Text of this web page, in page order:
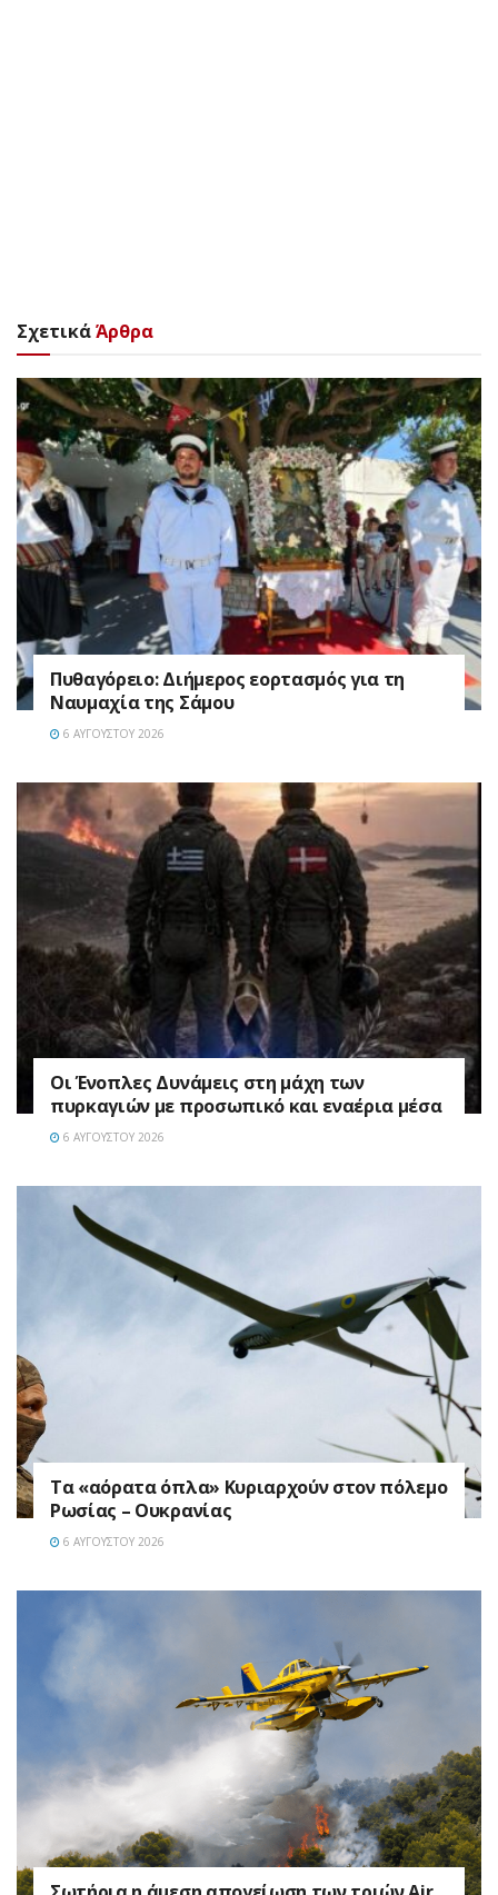
ΣχετικάΆρθρα
Πυθαγόρειο: Διήμερος εορτασμός για τη
Ναυμαχία της Σάμου
6 ΑΥΓΟΎΣΤΟΥ 2026
Οι Ένοπλες Δυνάμεις στη μάχη των
πυρκαγιών με προσωπικό και εναέρια μέσα
6 ΑΥΓΟΎΣΤΟΥ 2026
Τα «αόρατα όπλα» Κυριαρχούν στον πόλεμο
Ρωσίας – Ουκρανίας
6 ΑΥΓΟΎΣΤΟΥ 2026